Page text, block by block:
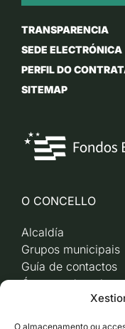
O almacenamento ou
TRANSPARENCIA
SEDE ELECTRÓNICA
PERFIL DO
SITEMAP
O CONCELLO
Alcaldía
Grupos municipais
Guía de contactos
Órganos de
Acceso a